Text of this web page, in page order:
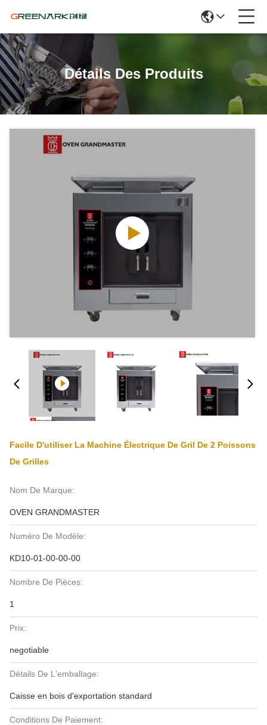
Détails Des Produits
Facile D'utiliser La Machine Électrique De Gril De 2 Poissons
De Grilles
Nom De Marque:
OVEN GRANDMASTER
Numéro De Modèle:
KD10-01-00-00-00
Nombre De Pièces:
1
Prix:
negotiable
Détails De L'emballage:
Caisse en bois d'exportation standard
Conditions De Paiement: